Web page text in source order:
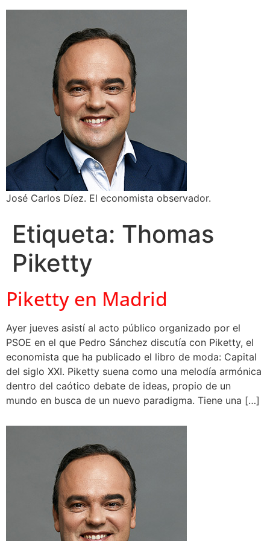
José Carlos Díez. El economista observador.
Etiqueta: Thomas
Piketty
Piketty en Madrid
Ayer jueves asistí al acto público organizado por el
PSOE en el que Pedro Sánchez discutía con Piketty, el
economista que ha publicado el libro de moda: Capital
del siglo XXI. Piketty suena como una melodía armónica
dentro del caótico debate de ideas, propio de un
mundo en busca de un nuevo paradigma. Tiene una […]